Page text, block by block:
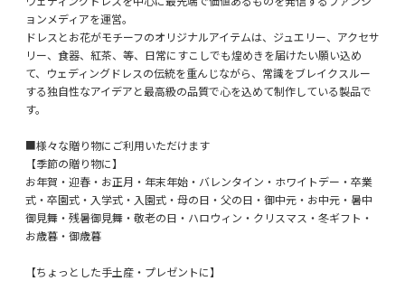
ョンメディアを運営。
ドレスとお花がモチーフのオリジナルアイテムは、ジュエリー、アクセサ
リー、食器、紅茶、等、日常にすこしでも煌めきを届けたい願い込め
て、ウェディングドレスの伝統を重んじながら、常識をブレイクスルー
する独自性なアイデアと最高級の品質で心を込めて制作している製品で
す。
■様々な贈り物にご利用いただけます
【季節の贈り物に】
お年賀・迎春・お正月・年末年始・バレンタイン・ホワイトデー・卒業
式・卒園式・入学式・入園式・母の日・父の日・御中元・お中元・暑中
御見舞・残暑御見舞・敬老の日・ハロウィン・クリスマス・冬ギフト・
お歳暮・御歳暮
【ちょっとした手土産・プレゼントに】